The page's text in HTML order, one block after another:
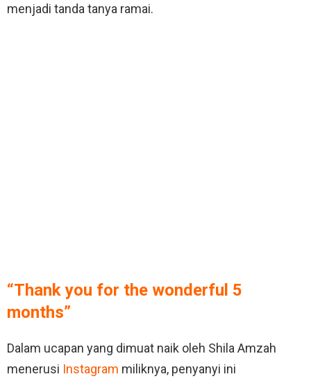
menjadi tanda tanya ramai.
“Thank you for the wonderful 5
months”
Dalam ucapan yang dimuat naik oleh Shila Amzah
menerusi Instagram miliknya, penyanyi ini